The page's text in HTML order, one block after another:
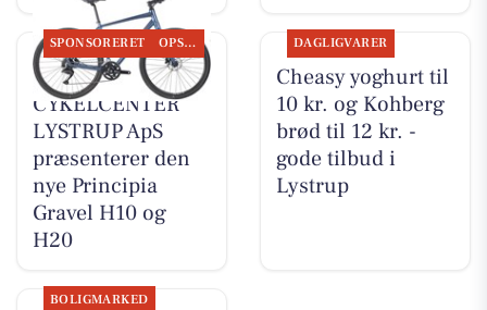
SPONSORERET OPSLAGSTAVLEN
MOSQUITO
CYKELCENTER
LYSTRUP ApS
præsenterer den
nye Principia
Gravel H10 og
H20
DAGLIGVARER
Cheasy yoghurt til
10 kr. og Kohberg
brød til 12 kr. -
gode tilbud i
Lystrup
BOLIGMARKED